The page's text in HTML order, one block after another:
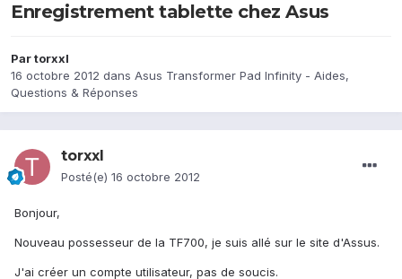
Enregistrement tablette chez Asus
Partorxxl
16 octobre 2012 dans Asus Transformer Pad Infinity - Aides,
Questions & Réponses
torxxl
Posté(e) 16 octobre 2012
Bonjour,
Nouveau possesseur de la TF700, je suis allé sur le site d'Assus.
J'ai créer un compte utilisateur, pas de soucis.